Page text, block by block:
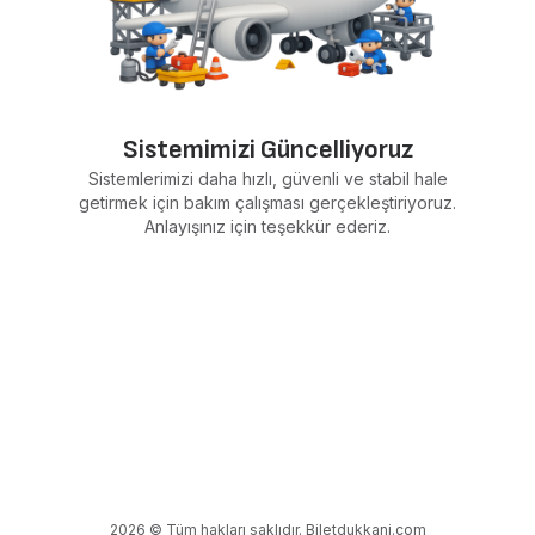
Sistemimizi Güncelliyoruz
Sistemlerimizi daha hızlı, güvenli ve stabil hale
getirmek için bakım çalışması gerçekleştiriyoruz.
Anlayışınız için teşekkür ederiz.
2026 © Tüm hakları saklıdır. Biletdukkani.com